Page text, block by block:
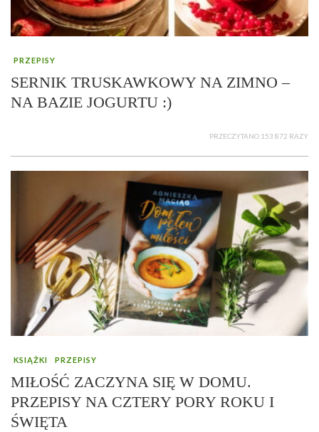
PRZEPISY
SERNIK TRUSKAWKOWY NA ZIMNO –
NA BAZIE JOGURTU :)
PRZECZYTANO 153 872 RAZY
KSIĄŻKI PRZEPISY
MIŁOŚĆ ZACZYNA SIĘ W DOMU.
PRZEPISY NA CZTERY PORY ROKU I
ŚWIĘTA